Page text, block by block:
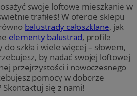
swoje loftowe mieszkanie w
trafiłeś! W ofercie sklepu
balustrady całoszklane, jak
elementy balustrad, profile
szkła i wiele więcej – słowem,
by nadać swojej loftowej
przejrzystości i nowoczesnego
pomocy w doborze
się z nami!